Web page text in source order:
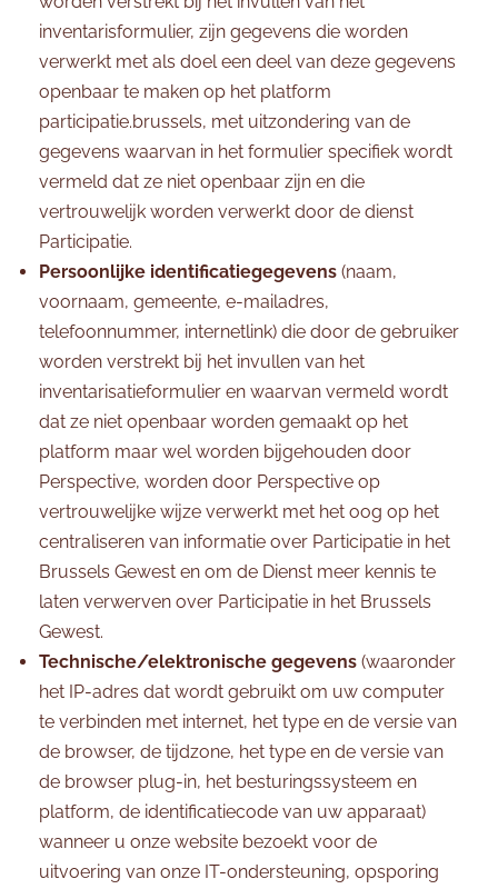
inventarisformulier, zijn gegevens die worden
verwerkt met als doel een deel van deze gegevens
openbaar te maken op het platform
participatie.brussels, met uitzondering van de
gegevens waarvan in het formulier specifiek wordt
vermeld dat ze niet openbaar zijn en die
vertrouwelijk worden verwerkt door de dienst
Participatie.
Persoonlijke identificatiegegevens (naam,
voornaam, gemeente, e-mailadres,
telefoonnummer, internetlink) die door de gebruiker
worden verstrekt bij het invullen van het
inventarisatieformulier en waarvan vermeld wordt
dat ze niet openbaar worden gemaakt op het
platform maar wel worden bijgehouden door
Perspective, worden door Perspective op
vertrouwelijke wijze verwerkt met het oog op het
centraliseren van informatie over Participatie in het
Brussels Gewest en om de Dienst meer kennis te
laten verwerven over Participatie in het Brussels
Gewest.
Technische/elektronische gegevens (waaronder
het IP-adres dat wordt gebruikt om uw computer
te verbinden met internet, het type en de versie van
de browser, de tijdzone, het type en de versie van
de browser plug-in, het besturingssysteem en
platform, de identificatiecode van uw apparaat)
wanneer u onze website bezoekt voor de
uitvoering van onze IT-ondersteuning, opsporing